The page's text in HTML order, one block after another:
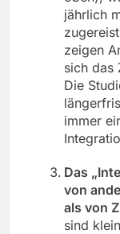
jährlich
zeigen
sich das
Die
immer
Das
von
als von
sind